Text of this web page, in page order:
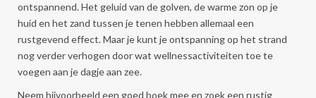
ontspannend. Het geluid van de golven, de warme zon op je
huid en het zand tussen je tenen hebben allemaal een
rustgevend effect. Maar je kunt je ontspanning op het strand
nog verder verhogen door wat wellnessactiviteiten toe te
voegen aan je dagje aan zee.
Neem bijvoorbeeld een goed boek mee en zoek een rustig